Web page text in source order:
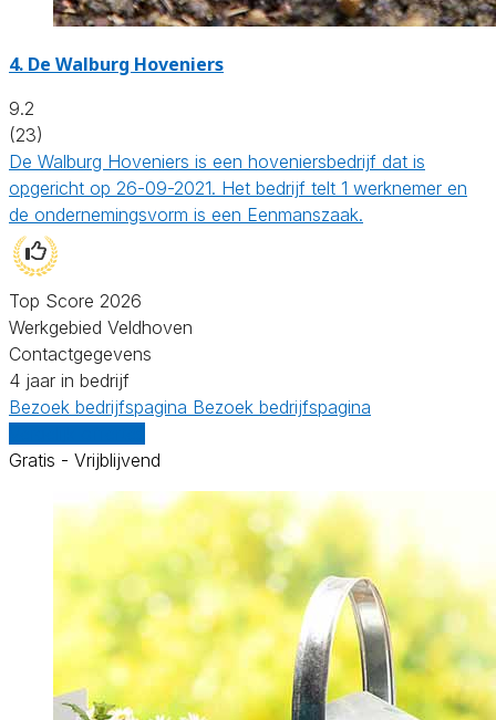
4. De Walburg Hoveniers
9.2
(23)
De Walburg Hoveniers is een hoveniersbedrijf dat is
opgericht op 26-09-2021. Het bedrijf telt 1 werknemer en
de ondernemingsvorm is een Eenmanszaak.
Top Score 2026
Werkgebied Veldhoven
Contactgegevens
4 jaar in bedrijf
Bezoek bedrijfspagina Bezoek bedrijfspagina
Gratis - Vrijblijvend